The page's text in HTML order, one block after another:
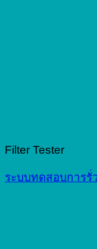
Filter Tester
ระบบทดสอบการรั่